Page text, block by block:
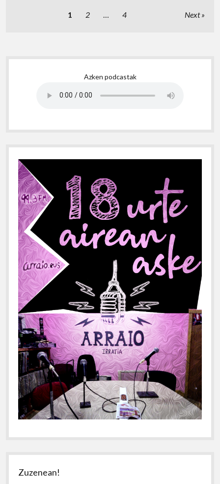
1 2 … 4 Next
Sidebar
Azken podcastak
Zuzenean!